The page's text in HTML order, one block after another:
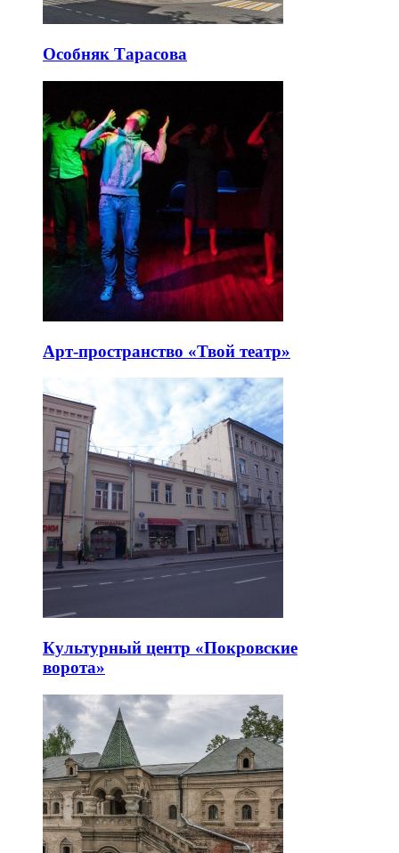
Особняк Тарасова
Арт-пространство «Твой театр»
Культурный центр «Покровские
ворота»